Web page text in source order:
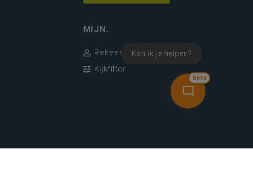
bèta
Kan ik je helpen?
MIJN.
Beheer
Kijkfilter